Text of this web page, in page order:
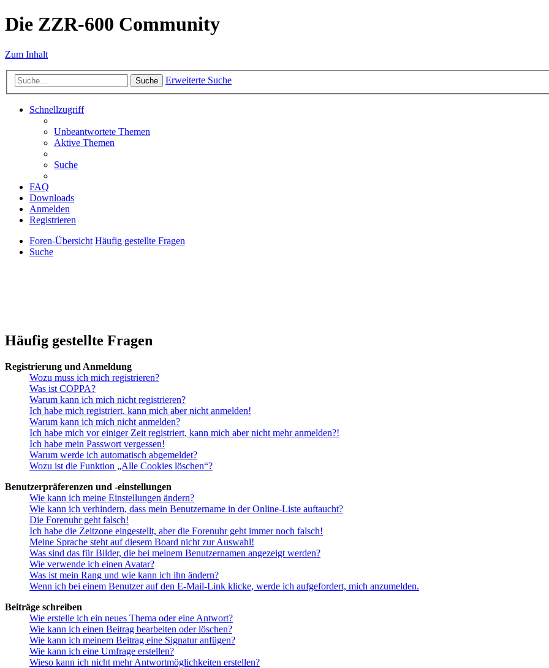
Die ZZR-600 Community
Zum Inhalt
Suche Erweiterte Suche
Schnellzugriff
Unbeantwortete Themen
Aktive Themen
Suche
FAQ
Downloads
Anmelden
Registrieren
Foren-Übersicht Häufig gestellte Fragen
Suche
Häufig gestellte Fragen
Registrierung und Anmeldung
Wozu muss ich mich registrieren?
Was ist COPPA?
Warum kann ich mich nicht registrieren?
Ich habe mich registriert, kann mich aber nicht anmelden!
Warum kann ich mich nicht anmelden?
Ich habe mich vor einiger Zeit registriert, kann mich aber nicht mehr anmelden?!
Ich habe mein Passwort vergessen!
Warum werde ich automatisch abgemeldet?
Wozu ist die Funktion „Alle Cookies löschen“?
Benutzerpräferenzen und -einstellungen
Wie kann ich meine Einstellungen ändern?
Wie kann ich verhindern, dass mein Benutzername in der Online-Liste auftaucht?
Die Forenuhr geht falsch!
Ich habe die Zeitzone eingestellt, aber die Forenuhr geht immer noch falsch!
Meine Sprache steht auf diesem Board nicht zur Auswahl!
Was sind das für Bilder, die bei meinem Benutzernamen angezeigt werden?
Wie verwende ich einen Avatar?
Was ist mein Rang und wie kann ich ihn ändern?
Wenn ich bei einem Benutzer auf den E-Mail-Link klicke, werde ich aufgefordert, mich anzumelden.
Beiträge schreiben
Wie erstelle ich ein neues Thema oder eine Antwort?
Wie kann ich einen Beitrag bearbeiten oder löschen?
Wie kann ich meinem Beitrag eine Signatur anfügen?
Wie kann ich eine Umfrage erstellen?
Wieso kann ich nicht mehr Antwortmöglichkeiten erstellen?